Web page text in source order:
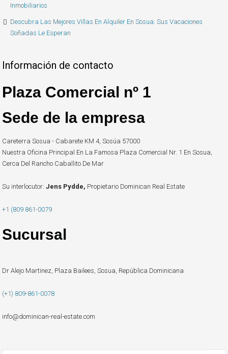
Inmobiliarios
Descubra Las Mejores Villas En Alquiler En Sosua: Sus Vacaciones
Soñadas Le Esperan
Información de contacto
Plaza Comercial nº 1
Sede de la empresa
Careterra Sosua - Cabarete KM 4, Sosúa 57000
Nuestra Oficina Principal En La Famosa Plaza Comercial Nr. 1 En Sosua,
Cerca Del Rancho Caballito De Mar
Su interlocutor: Jens Pydde, Propietario Dominican Real Estate
+1 (809 861-0079
Sucursal
Dr Alejo Martinez, Plaza Bailees, Sosua, República Dominicana
(+1) 809-861-0078
info@dominican-real-estate.com